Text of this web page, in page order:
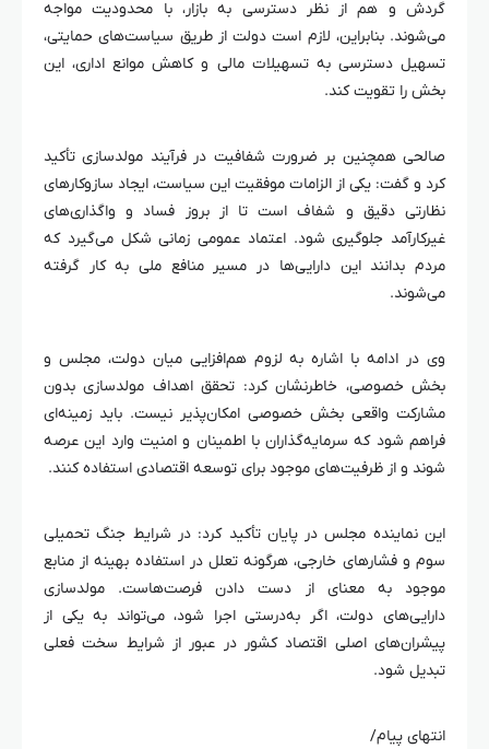
گردش و هم از نظر دسترسی به بازار، با محدودیت مواجه
می‌شوند. بنابراین، لازم است دولت از طریق سیاست‌های حمایتی،
تسهیل دسترسی به تسهیلات مالی و کاهش موانع اداری، این
بخش را تقویت کند.
صالحی همچنین بر ضرورت شفافیت در فرآیند مولدسازی تأکید
کرد و گفت: یکی از الزامات موفقیت این سیاست، ایجاد سازوکارهای
نظارتی دقیق و شفاف است تا از بروز فساد و واگذاری‌های
غیرکارآمد جلوگیری شود. اعتماد عمومی زمانی شکل می‌گیرد که
مردم بدانند این دارایی‌ها در مسیر منافع ملی به کار گرفته
می‌شوند.
وی در ادامه با اشاره به لزوم هم‌افزایی میان دولت، مجلس و
بخش خصوصی، خاطرنشان کرد: تحقق اهداف مولدسازی بدون
مشارکت واقعی بخش خصوصی امکان‌پذیر نیست. باید زمینه‌ای
فراهم شود که سرمایه‌گذاران با اطمینان و امنیت وارد این عرصه
شوند و از ظرفیت‌های موجود برای توسعه اقتصادی استفاده کنند.
این نماینده مجلس در پایان تأکید کرد: در شرایط جنگ تحمیلی
سوم و فشارهای خارجی، هرگونه تعلل در استفاده بهینه از منابع
موجود به معنای از دست دادن فرصت‌هاست. مولدسازی
دارایی‌های دولت، اگر به‌درستی اجرا شود، می‌تواند به یکی از
پیشران‌های اصلی اقتصاد کشور در عبور از شرایط سخت فعلی
تبدیل شود.
انتهای پیام/